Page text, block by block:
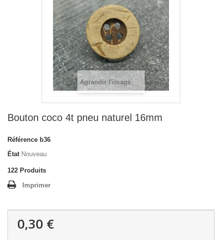
Agrandir l'image
Bouton coco 4t pneu naturel 16mm
Référence b36
État Nouveau
122 Produits
Imprimer
0,30 €